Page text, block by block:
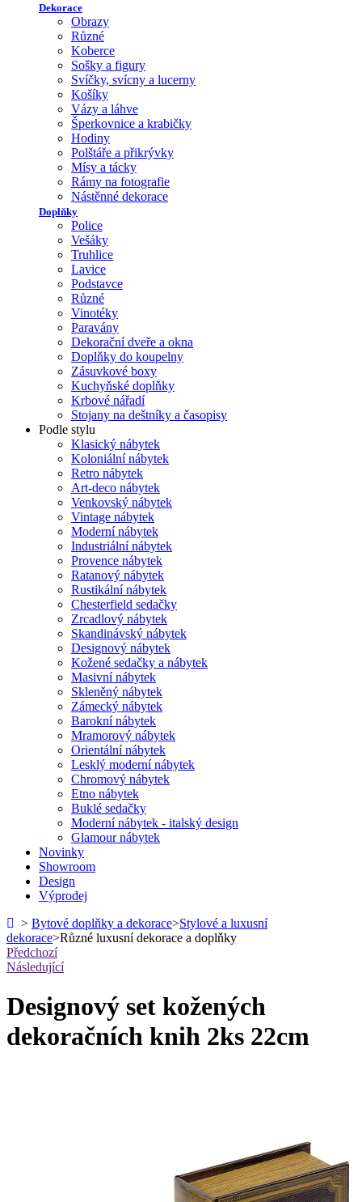
Dekorace
Obrazy
Různé
Koberce
Sošky a figury
Svíčky, svícny a lucerny
Košíky
Vázy a láhve
Šperkovnice a krabičky
Hodiny
Polštáře a přikrývky
Mísy a tácky
Rámy na fotografie
Nástěnné dekorace
Doplňky
Police
Vešáky
Truhlice
Lavice
Podstavce
Různé
Vinotéky
Paravány
Dekorační dveře a okna
Doplňky do koupelny
Zásuvkové boxy
Kuchyňské doplňky
Krbové nářadí
Stojany na deštníky a časopisy
Podle stylu
Klasický nábytek
Koloniální nábytek
Retro nábytek
Art-deco nábytek
Venkovský nábytek
Vintage nábytek
Moderní nábytek
Industriální nábytek
Provence nábytek
Ratanový nábytek
Rustikální nábytek
Chesterfield sedačky
Zrcadlový nábytek
Skandinávský nábytek
Designový nábytek
Kožené sedačky a nábytek
Masivní nábytek
Skleněný nábytek
Zámecký nábytek
Barokní nábytek
Mramorový nábytek
Orientální nábytek
Lesklý moderní nábytek
Chromový nábytek
Etno nábytek
Buklé sedačky
Moderní nábytek - italský design
Glamour nábytek
Novinky
Showroom
Design
Výprodej
> Bytové doplňky a dekorace>Stylové a luxusní
dekorace>Různé luxusní dekorace a doplňky
Předchozí
Následující
Designový set kožených
dekoračních knih 2ks 22cm